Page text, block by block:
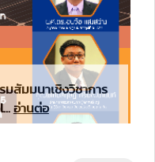
สัมมนาเชิงวิชาการ
อ่านต่อ